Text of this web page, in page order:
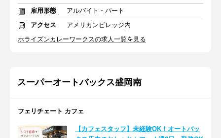
雇用形態
アルバイト・パート
アクセス
アメリカンビレッジ内
ホライズンカレーワークスの求人一覧を見る
スーパーオートバックス盛岡南
フェリチェート カフェ
【カフェスタッフ】未経験OK！オートバッ